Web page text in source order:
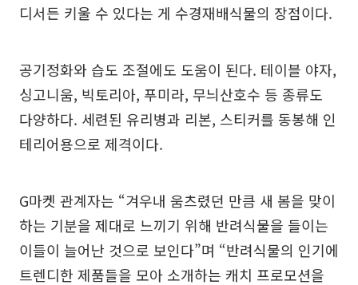
디서든 키울 수 있다는 게 수경재배식물의 장점이다.
공기정화와 습도 조절에도 도움이 된다. 테이블 야자,
싱고니움, 빅토리아, 푸미라, 무늬산호수 등 종류도
다양하다. 세련된 유리병과 리본, 스티커를 동봉해 인
테리어용으로 제격이다.
G마켓 관계자는 “겨우내 움츠렸던 만큼 새 봄을 맞이
하는 기분을 제대로 느끼기 위해 반려식물을 들이는
이들이 늘어난 것으로 보인다”며 “반려식물의 인기에
트렌디한 제품들을 모아 소개하는 캐치 프로모션을